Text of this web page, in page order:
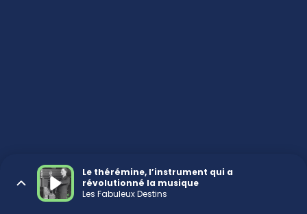
Le thérémine, l’instrument qui a
révolutionné la musique
Les Fabuleux Destins